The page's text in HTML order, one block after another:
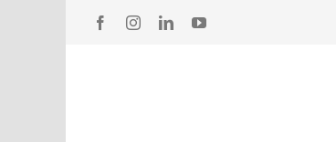
FACEBOOK
INSTAGRAM
LINKEDINYOUTUBE